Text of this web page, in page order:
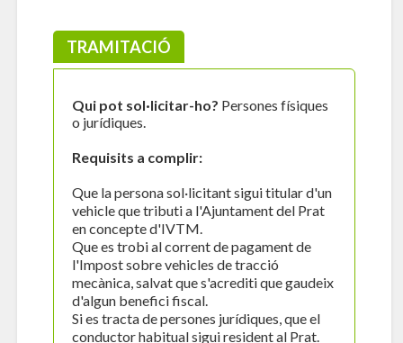
TRAMITACIÓ
Qui pot sol·licitar-ho? Persones físiques
o jurídiques.
Requisits a complir:
Que la persona sol·licitant sigui titular d'un
vehicle que tributi a l'Ajuntament del Prat
en concepte d'IVTM.
Que es trobi al corrent de pagament de
l'Impost sobre vehicles de tracció
mecànica, salvat que s'acrediti que gaudeix
d'algun benefici fiscal.
Si es tracta de persones jurídiques, que el
conductor habitual sigui resident al Prat.